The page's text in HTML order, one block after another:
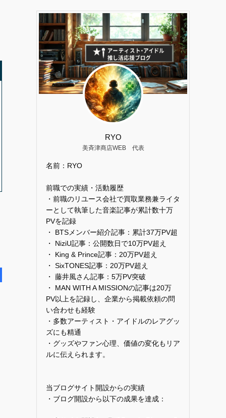
RYO
美斉津商店WEB 代表
名前：RYO
前職での実績・活動履歴
・前職のリユース会社で買取業務兼ライタ
ーとして執筆した音楽記事が累計数十万
PVを記録
・ BTSメンバー紹介記事：累計37万PV超
・ NiziU記事：公開数日で10万PV超え
・ King & Prince記事：20万PV超え
・ SixTONES記事：20万PV超え
・ 藤井風さん記事：5万PV突破
・ MAN WITH A MISSIONの記事は20万
PV以上を記録し、企業から掲載依頼の問
い合わせも経験
・多数アーティスト・アイドルのレアグッ
ズにも精通
・グッズやファン心理、価値の変化もリア
ルに伝えられます。
当ブログサイト開設からの実績
・ブログ開設から以下の成果を達成：